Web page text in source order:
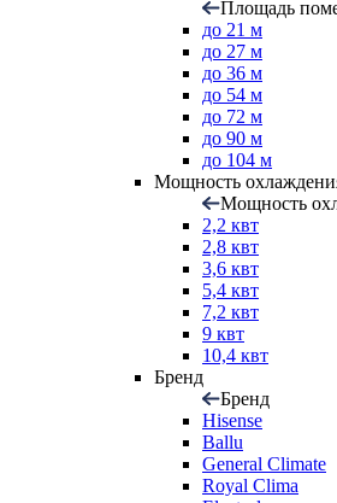
Площадь
до 21 м
до 27 м
до 36 м
до 54 м
до 72 м
до 90 м
до 104 м
Мощность
Мощность
2,2 квт
2,8 квт
3,6 квт
5,4 квт
7,2 квт
9 квт
10,4 квт
Бренд
Бренд
Hisense
Ballu
General Climate
Royal Clima